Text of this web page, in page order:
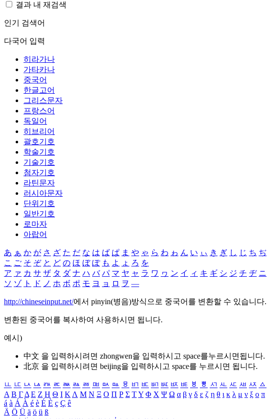
결과 내 재검색
인기 검색어
다국어 입력
히라가나
가타카나
중국어
한글고어
그리스문자
프랑스어
독일어
히브리어
괄호기호
학술기호
기술기호
첨자기호
라틴문자
러시아문자
단위기호
일반기호
로마자
아랍어
あ ぁ か が さ ざ た だ な は ば ぱ ま や ゃ ら わ ゎ ん い ぃ き ぎ し じ ち ぢ
こ ご そ ぞ と ど の ほ ぼ ぽ も よ ょ ろ を
ア ァ カ サ ザ タ ダ ナ ハ バ パ マ ヤ ャ ラ ワ ヮ ン イ ィ キ ギ シ ジ チ ヂ ニ
ソ ゾ ト ド ノ ホ ボ ポ モ ヨ ョ ロ ヲ ―
http://chineseinput.net/에서 pinyin(병음)방식으로 중국어를 변환할 수 있습니다.
변환된 중국어를 복사하여 사용하시면 됩니다.
예시)
中文 을 입력하시려면 zhongwen을 입력하시고 space를누르시면됩니다.
北京 을 입력하시려면 beijing을 입력하시고 space를 누르시면 됩니다.
ㅥ ㅦ ㅧ ㅨ ㅩ ㅪ ㅫ ㅬ ㅭ ㅮ ㅯ ㅰ ㅱ ㅲ ㅳ ㅴ ㅵ ㅶ ㅷ ㅸ ㅹ ㅺ ㅻ ㅼ ㅽ ㅾ ㅿ
Α Β ΓΔ Ε Ζ Η Θ Ι ΚΛ Μ Ν Ξ Ο Π Ρ Σ ΤΥ Φ Χ Ψ Ω α β γ δ ε ζ η θ ι κ λ μ ν ξ ο π
á à Á À é è É È ç Ç ê
Ä Ö Ü ä ö ü ß